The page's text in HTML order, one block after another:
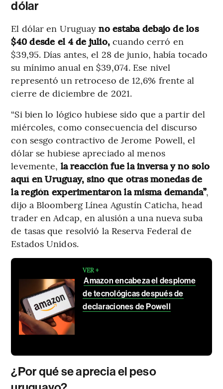
dólar
El dólar en Uruguayno estaba debajo de los
$40 desde el 4 de julio, cuando cerró en
$39,95. Días antes, el 28 de junio, había tocado
su mínimo anual en $39,074. Ese nivel
representó un retroceso de 12,6% frente al
cierre de diciembre de 2021.
“Si bien lo lógico hubiese sido que a partir del
miércoles, como consecuencia del discurso
con sesgo contractivo de Jerome Powell, el
dólar se hubiese apreciado al menos
levemente, la reacción fue la inversa y no solo
aquí en Uruguay, sino que otras monedas de
la región experimentaron la misma demanda”,
dijo a Bloomberg Línea Agustín Caticha, head
trader en Adcap, en alusión a una nueva suba
de tasas que resolvió la Reserva Federal de
Estados Unidos.
VER +
Amazon encabeza el desplome
de tecnológicas después de
declaraciones de Powell
¿Por qué se aprecia el peso